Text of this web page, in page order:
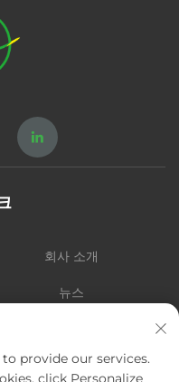
회사 소개
뉴스
provide our services.
click Personalize